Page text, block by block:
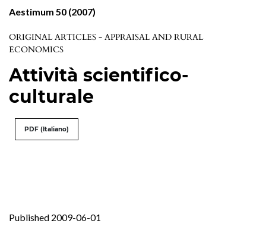
Aestimum 50 (2007)
ORIGINAL ARTICLES - APPRAISAL AND RURAL
ECONOMICS
Attività scientifico-
culturale
PDF (Italiano)
Published 2009-06-01